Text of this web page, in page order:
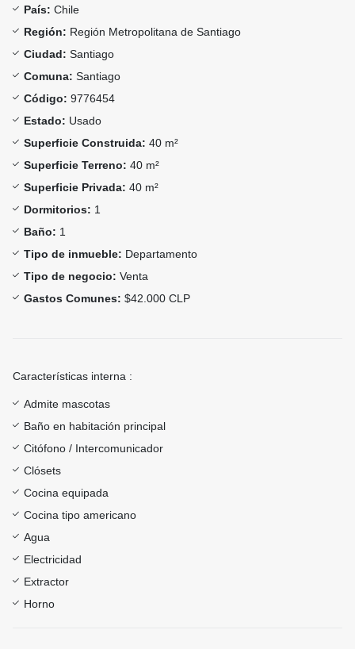
País: Chile
Región: Región Metropolitana de Santiago
Ciudad: Santiago
Comuna: Santiago
Código: 9776454
Estado: Usado
Superficie Construida: 40 m²
Superficie Terreno: 40 m²
Superficie Privada: 40 m²
Dormitorios: 1
Baño: 1
Tipo de inmueble: Departamento
Tipo de negocio: Venta
Gastos Comunes: $42.000 CLP
Características interna :
Admite mascotas
Baño en habitación principal
Citófono / Intercomunicador
Clósets
Cocina equipada
Cocina tipo americano
Agua
Electricidad
Extractor
Horno